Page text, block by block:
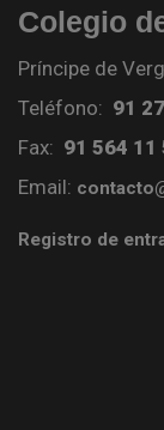
Colegio
Príncipe de
Teléfono: 91
Fax: 91 564 11
Email:
Registro de